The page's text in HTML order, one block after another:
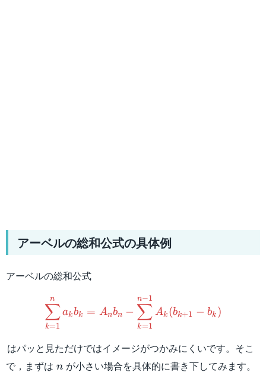
アーベルの総和公式の具体例
アーベルの総和公式
k=1
∑
n
akbk = Anbn −
k=1
∑
n−1
Ak (bk+1 − bk )
はパッと見ただけではイメージがつかみにくいです。そこ
で，まずは n
nが小さい場合を具体的に書き下してみます。